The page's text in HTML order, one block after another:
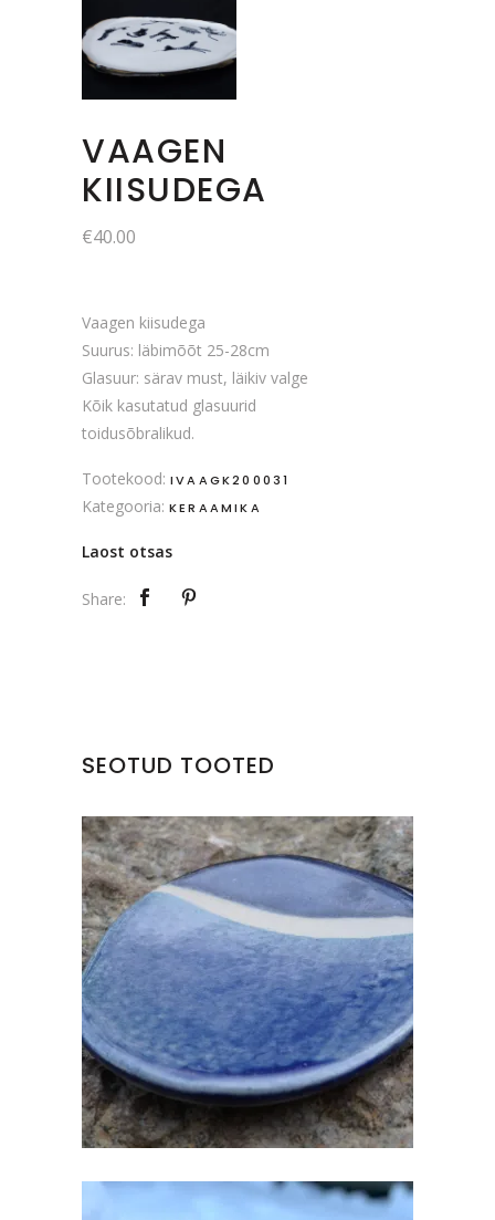
VAAGEN
KIISUDEGA
€40.00
Vaagen kiisudega
Suurus: läbimõõt 25-28cm
Glasuur: särav must, läikiv valge
Kõik kasutatud glasuurid
toidusõbralikud.
Tootekood: IVAAGK200031
Kategooria: KERAAMIKA
Laost otsas
Share:
SEOTUD TOOTED
KERAAMILINE TALDRIK
€15.00